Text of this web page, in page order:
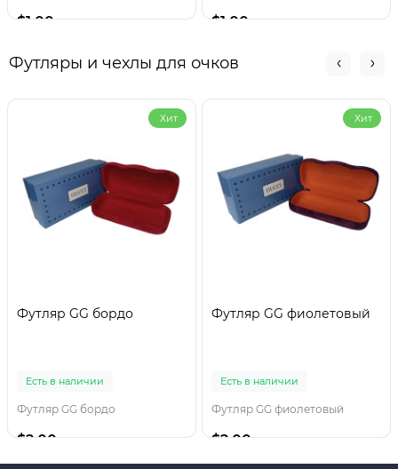
$1.00 $1.00
Футляры и чехлы для очков
Хит
Футляр GG бордо
Есть в наличии
Футляр GG бордо
$2.00
Хит
Футляр GG фиолетовый
Есть в наличии
Футляр GG фиолетовый
$2.00